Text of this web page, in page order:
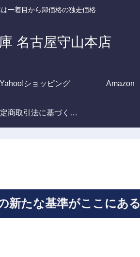
一着目から卸価格の独走価格
名古屋守山本店
Yahoo!ショッピング Amazon
特定商取引法に基づく表記
新たな基準がここにある